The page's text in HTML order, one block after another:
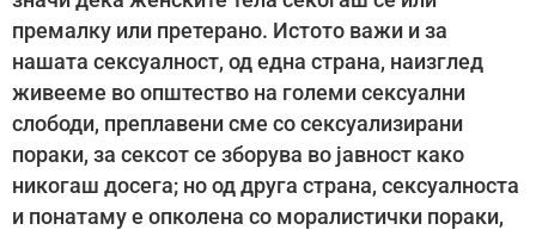
премалку или претерано. Истото важи и за
нашата сексуалност, од една страна, наизглед
живееме во општество на големи сексуални
слободи, преплавени сме со сексуализирани
пораки, за сексот се зборува во јавност како
никогаш досега; но од друга страна, сексуалноста
и понатаму е опколена со моралистички пораки,